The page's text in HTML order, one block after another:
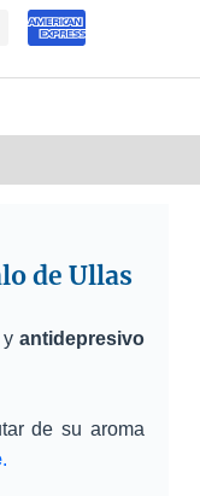
de Ullas
yantidepresivo
de su aroma
.